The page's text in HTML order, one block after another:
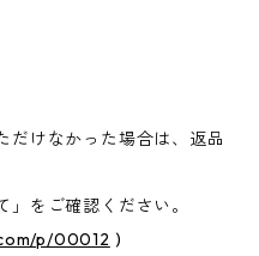
だけなかった場合は、返品
をご確認ください。
p/00012 )